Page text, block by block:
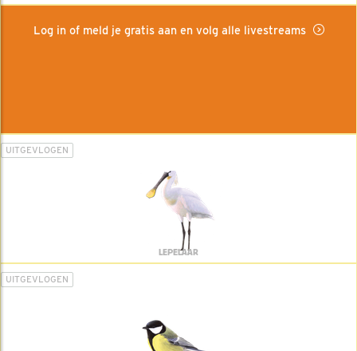
Log in of meld je gratis aan en volg alle livestreams
UITGEVLOGEN
LEPELAAR
UITGEVLOGEN